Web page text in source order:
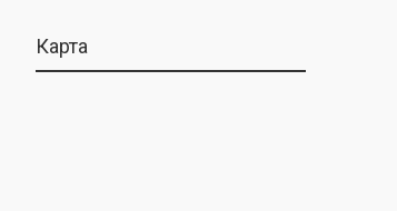
Карта